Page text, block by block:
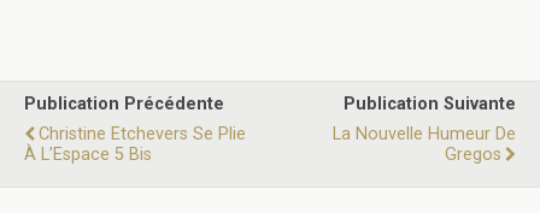
Publication Précédente
Christine Etchevers Se Plie
À L’Espace 5 Bis
Publication Suivante
La Nouvelle Humeur De
Gregos